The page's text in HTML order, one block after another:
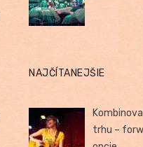
NAJČÍTANEJŠIE
trhu –